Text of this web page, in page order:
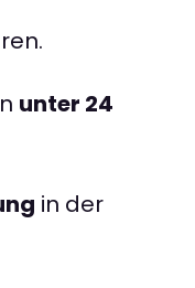
unter 24
in der